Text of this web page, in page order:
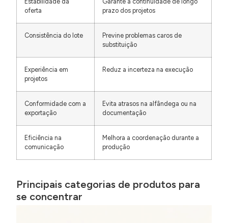
oferta
prazo dos projetos
Consistência do lote
Previne problemas caros de
substituição
Experiência em
projetos
Reduz a incerteza na execução
Conformidade com a
exportação
Evita atrasos na alfândega ou na
documentação
Eficiência na
comunicação
Melhora a coordenação durante a
produção
Principais categorias de produtos para
se concentrar